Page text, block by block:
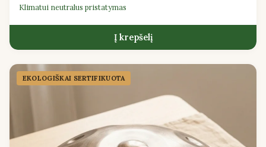
Klimatui neutralus pristatymas
Į krepšelį
EKOLOGIŠKAI SERTIFIKUOTA